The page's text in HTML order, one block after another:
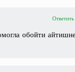
Ответить
обойти